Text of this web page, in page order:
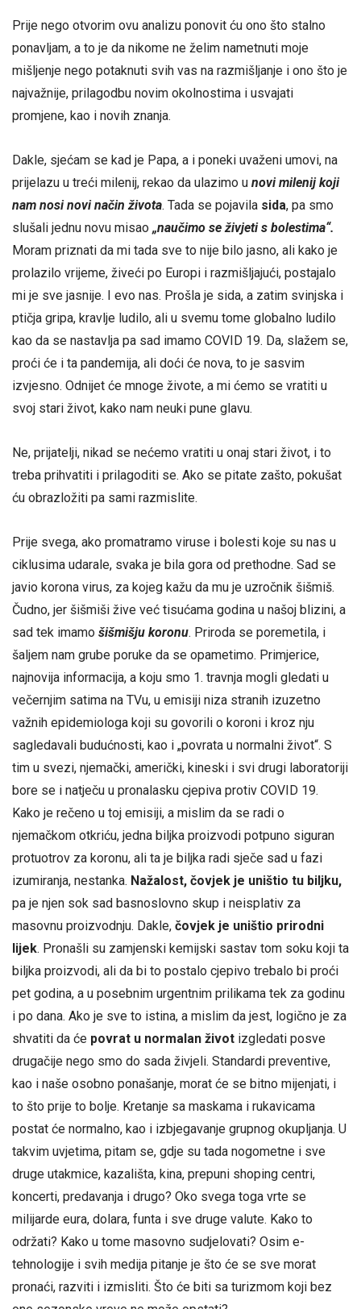
Prije nego otvorim ovu analizu ponovit ću ono što stalno
ponavljam, a to je da nikome ne želim nametnuti moje
mišljenje nego potaknuti svih vas na razmišljanje i ono što je
najvažnije, prilagodbu novim okolnostima i usvajati
promjene, kao i novih znanja.
Dakle, sjećam se kad je Papa, a i poneki uvaženi umovi, na
prijelazu u treći milenij, rekao da ulazimo u novi milenij koji
nam nosi novi način života. Tada se pojavila sida, pa smo
slušali jednu novu misao „naučimo se živjeti s bolestima“.
Moram priznati da mi tada sve to nije bilo jasno, ali kako je
prolazilo vrijeme, živeći po Europi i razmišljajući, postajalo
mi je sve jasnije. I evo nas. Prošla je sida, a zatim svinjska i
ptičja gripa, kravlje ludilo, ali u svemu tome globalno ludilo
kao da se nastavlja pa sad imamo COVID 19. Da, slažem se,
proći će i ta pandemija, ali doći će nova, to je sasvim
izvjesno. Odnijet će mnoge živote, a mi ćemo se vratiti u
svoj stari život, kako nam neuki pune glavu.
Ne, prijatelji, nikad se nećemo vratiti u onaj stari život, i to
treba prihvatiti i prilagoditi se. Ako se pitate zašto, pokušat
ću obrazložiti pa sami razmislite.
Prije svega, ako promatramo viruse i bolesti koje su nas u
ciklusima udarale, svaka je bila gora od prethodne. Sad se
javio korona virus, za kojeg kažu da mu je uzročnik šišmiš.
Čudno, jer šišmiši žive već tisućama godina u našoj blizini, a
sad tek imamo šišmišju koronu. Priroda se poremetila, i
šaljem nam grube poruke da se opametimo. Primjerice,
najnovija informacija, a koju smo 1. travnja mogli gledati u
večernjim satima na TVu, u emisiji niza stranih izuzetno
važnih epidemiologa koji su govorili o koroni i kroz nju
sagledavali budućnosti, kao i „povrata u normalni život“. S
tim u svezi, njemački, američki, kineski i svi drugi laboratoriji
bore se i natječu u pronalasku cjepiva protiv COVID 19.
Kako je rečeno u toj emisiji, a mislim da se radi o
njemačkom otkriću, jedna biljka proizvodi potpuno siguran
protuotrov za koronu, ali ta je biljka radi sječe sad u fazi
izumiranja, nestanka. Nažalost, čovjek je uništio tu biljku,
pa je njen sok sad basnoslovno skup i neisplativ za
masovnu proizvodnju. Dakle, čovjek je uništio prirodni
lijek. Pronašli su zamjenski kemijski sastav tom soku koji ta
biljka proizvodi, ali da bi to postalo cjepivo trebalo bi proći
pet godina, a u posebnim urgentnim prilikama tek za godinu
i po dana. Ako je sve to istina, a mislim da jest, logično je za
shvatiti da će povrat u normalan život izgledati posve
drugačije nego smo do sada živjeli. Standardi preventive,
kao i naše osobno ponašanje, morat će se bitno mijenjati, i
to što prije to bolje. Kretanje sa maskama i rukavicama
postat će normalno, kao i izbjegavanje grupnog okupljanja. U
takvim uvjetima, pitam se, gdje su tada nogometne i sve
druge utakmice, kazališta, kina, prepuni shoping centri,
koncerti, predavanja i drugo? Oko svega toga vrte se
milijarde eura, dolara, funta i sve druge valute. Kako to
održati? Kako u tome masovno sudjelovati? Osim e-
tehnologije i svih medija pitanje je što će se sve morat
pronaći, razviti i izmisliti. Što će biti sa turizmom koji bez